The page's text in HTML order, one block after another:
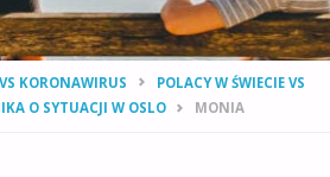
KORONAWIRUS
POLACY W ŚWIECIE VS
O SYTUACJI W OSLO
MONIA